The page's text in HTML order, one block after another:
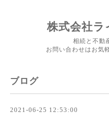
株式会社ラ
相続と不動
お問い合わせはお気
ブログ
2021-06-25 12:53:00